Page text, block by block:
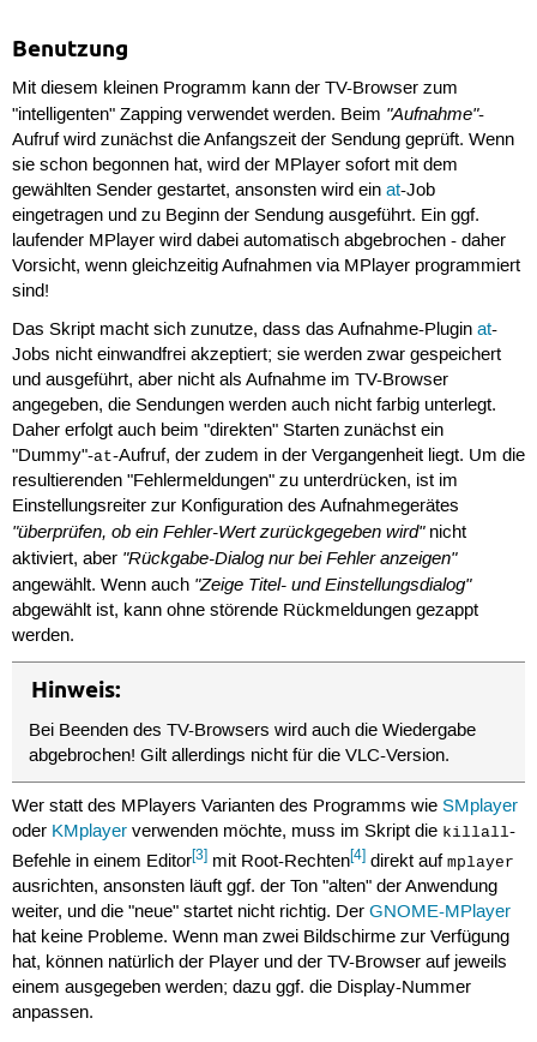
Benutzung
Mit diesem kleinen Programm kann der TV-Browser zum
"intelligenten" Zapping verwendet werden. Beim "Aufnahme"-
Aufruf wird zunächst die Anfangszeit der Sendung geprüft. Wenn
sie schon begonnen hat, wird der MPlayer sofort mit dem
gewählten Sender gestartet, ansonsten wird ein at-Job
eingetragen und zu Beginn der Sendung ausgeführt. Ein ggf.
laufender MPlayer wird dabei automatisch abgebrochen - daher
Vorsicht, wenn gleichzeitig Aufnahmen via MPlayer programmiert
sind!
Das Skript macht sich zunutze, dass das Aufnahme-Plugin at-
Jobs nicht einwandfrei akzeptiert; sie werden zwar gespeichert
und ausgeführt, aber nicht als Aufnahme im TV-Browser
angegeben, die Sendungen werden auch nicht farbig unterlegt.
Daher erfolgt auch beim "direkten" Starten zunächst ein
"Dummy"-at-Aufruf, der zudem in der Vergangenheit liegt. Um die
resultierenden "Fehlermeldungen" zu unterdrücken, ist im
Einstellungsreiter zur Konfiguration des Aufnahmegerätes
"überprüfen, ob ein Fehler-Wert zurückgegeben wird"nicht
aktiviert, aber "Rückgabe-Dialog nur bei Fehler anzeigen"
angewählt. Wenn auch "Zeige Titel- und Einstellungsdialog"
abgewählt ist, kann ohne störende Rückmeldungen gezappt
werden.
Hinweis:
Bei Beenden des TV-Browsers wird auch die Wiedergabe
abgebrochen! Gilt allerdings nicht für die VLC-Version.
Wer statt des MPlayers Varianten des Programms wie SMplayer
oder KMplayerverwenden möchte, muss im Skript die killall-
Befehle in einem Editor[3]mit Root-Rechten[4]direkt auf mplayer
ausrichten, ansonsten läuft ggf. der Ton "alten" der Anwendung
weiter, und die "neue" startet nicht richtig. Der GNOME-MPlayer
hat keine Probleme. Wenn man zwei Bildschirme zur Verfügung
hat, können natürlich der Player und der TV-Browser auf jeweils
einem ausgegeben werden; dazu ggf. die Display-Nummer
anpassen.